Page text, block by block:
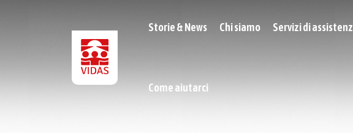
Storie & News Chi siamo Servizi di
Come aiutarci